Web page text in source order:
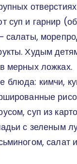
суп и гарнир
салаты,
Худым
мерных ложках.
блюда: кимчи,
суп из
с зеленым
салат